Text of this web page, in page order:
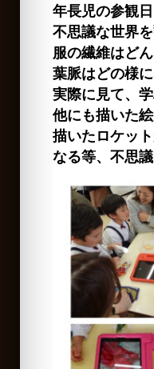
年長児の参観
不思議な世界
服の繊維はど
葉脈はどの様
実際に見て、
他にも描いた
描いたロケッ
なる等、不思